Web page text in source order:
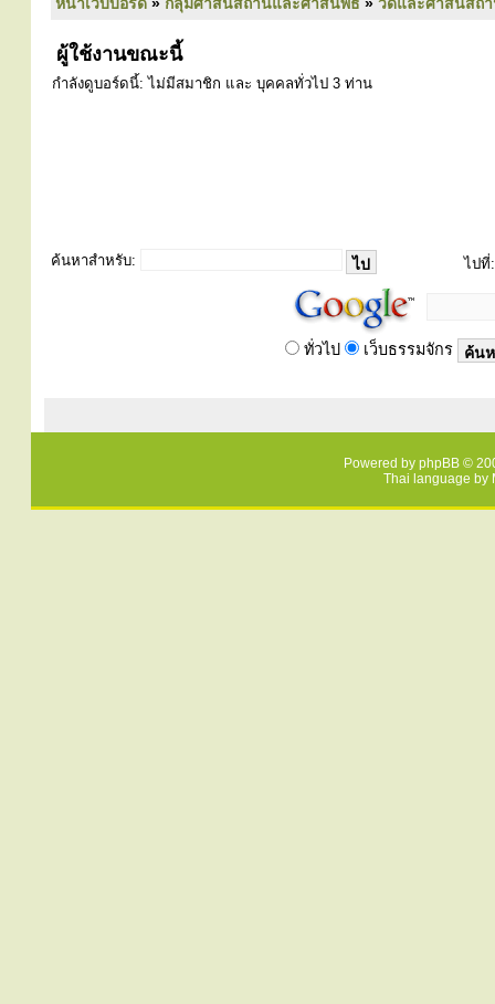
ผู้ใช้งานขณะนี้
กำลังดูบอร์ดนี้: ไม่มีสมาชิก และ บุคคลทั่วไป 3 ท่าน
ค้นหาสำหรับ: ไปที่:
ทั่วไป เว็บธรรมจักร
Powered by phpBB ©
Thai language by